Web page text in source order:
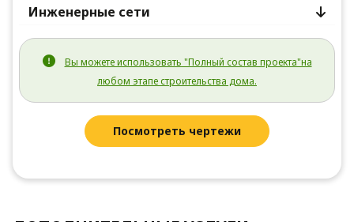
Инженерные сети
Вы можете использовать "Полный состав проекта"на
любом этапе строительства дома.
Посмотреть чертежи